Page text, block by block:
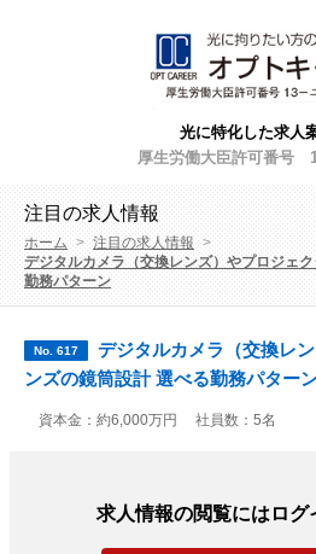
光に特化した求人
厚生労働大臣許可番号
注目の求人情報
ホーム > 注目の求人情報 >
デジタルカメラ（交換レンズ）やプロジェ
勤務パターン
No. 617
デジタルカメラ（交換レ
ンズの鏡筒設計 選べる勤務パター
資本金：約6,000万円 社員数：5名
求人情報の閲覧にはログ